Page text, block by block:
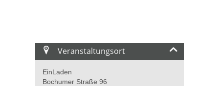
Veranstaltungsort
EinLaden
Bochumer Straße 96